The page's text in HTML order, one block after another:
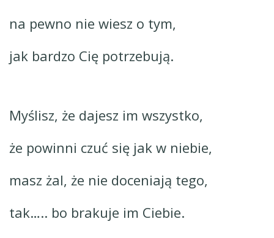
na pewno nie wiesz o tym,
jak bardzo Cię potrzebują.
Myślisz, że dajesz im wszystko,
że powinni czuć się jak w niebie,
masz żal, że nie doceniają tego,
tak….. bo brakuje im Ciebie.